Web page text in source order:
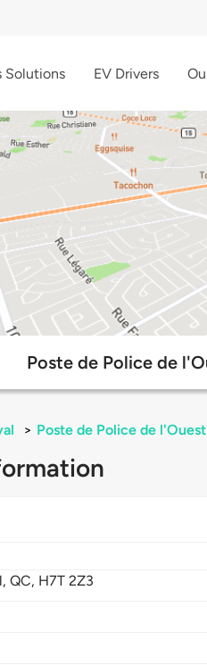
Solutions EV Drivers
Poste de Police de
> Poste de Police de l'Ouest
QC, H7T 2Z3